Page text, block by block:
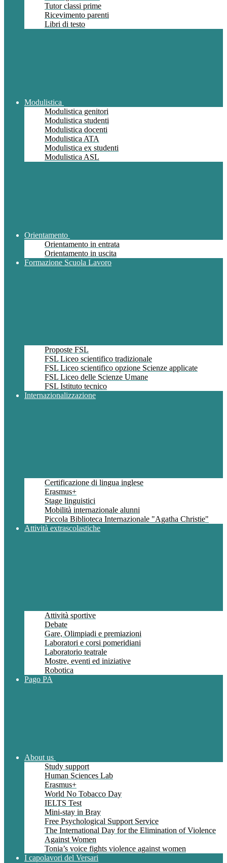
Tutor classi prime
Ricevimento parenti
Libri di testo
Modulistica
Modulistica genitori
Modulistica studenti
Modulistica docenti
Modulistica ATA
Modulistica ex studenti
Modulistica ASL
Orientamento
Orientamento in entrata
Orientamento in uscita
Formazione Scuola Lavoro
Proposte FSL
FSL Liceo scientifico tradizionale
FSL Liceo scientifico opzione Scienze applicate
FSL Liceo delle Scienze Umane
FSL Istituto tecnico
Internazionalizzazione
Certificazione di lingua inglese
Erasmus+
Stage linguistici
Mobilità internazionale alunni
Piccola Biblioteca Internazionale "Agatha Christie"
Attività extrascolastiche
Attività sportive
Debate
Gare, Olimpiadi e premiazioni
Laboratori e corsi pomeridiani
Laboratorio teatrale
Mostre, eventi ed iniziative
Robotica
Pago PA
About us
Study support
Human Sciences Lab
Erasmus+
World No Tobacco Day
IELTS Test
Mini-stay in Bray
Free Psychological Support Service
The International Day for the Elimination of Violence
Against Women
Tonia’s voice fights violence against women
I capolavori del Versari